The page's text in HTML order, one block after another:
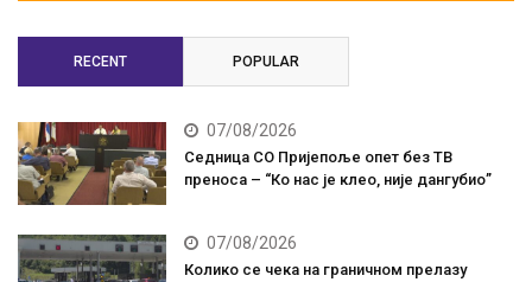
RECENT POPULAR
07/08/2026
Седница СО Пријепоље опет без ТВ
преноса – “Ко нас је клео, није дангубио”
07/08/2026
Колико се чека на граничном прелазу